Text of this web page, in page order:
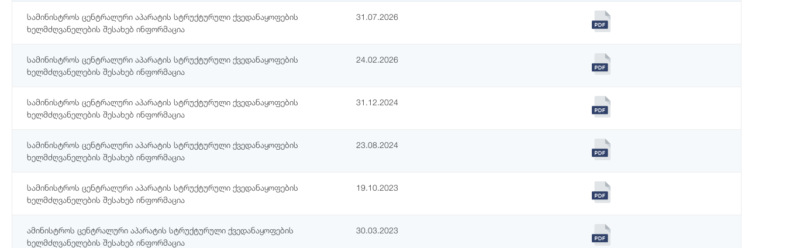
სამინისტროს ცენტრალური აპარატის სტრუქტურული ქვედანაყოფების
ხელმძღვანელების შესახებ ინფორმაცია
31.07.2026
სამინისტროს ცენტრალური აპარატის სტრუქტურული ქვედანაყოფების
ხელმძღვანელების შესახებ ინფორმაცია
24.02.2026
სამინისტროს ცენტრალური აპარატის სტრუქტურული ქვედანაყოფების
ხელმძღვანელების შესახებ ინფორმაცია
31.12.2024
სამინისტროს ცენტრალური აპარატის სტრუქტურული ქვედანაყოფების
ხელმძღვანელების შესახებ ინფორმაცია
23.08.2024
სამინისტროს ცენტრალური აპარატის სტრუქტურული ქვედანაყოფების
ხელმძღვანელების შესახებ ინფორმაცია
19.10.2023
ამინისტროს ცენტრალური აპარატის სტრუქტურული ქვედანაყოფების
ხელმძღვანელების შესახებ ინფორმაცია
30.03.2023